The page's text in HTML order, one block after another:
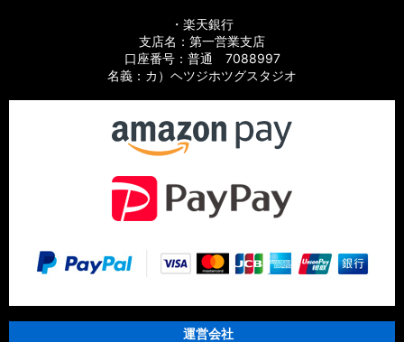
・楽天銀行
支店名：第一営業支店
口座番号：普通 7088997
名義：カ）ヘツジホツグスタジオ
運営会社